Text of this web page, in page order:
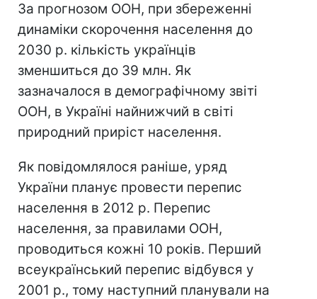
За прогнозом ООН, при збереженні
динаміки скорочення населення до
2030 р. кількість українців
зменшиться до 39 млн. Як
зазначалося в демографічному звіті
ООН, в Україні найнижчий в світі
природний приріст населення.
Як повідомлялося раніше, уряд
України планує провести перепис
населення в 2012 р. Перепис
населення, за правилами ООН,
проводиться кожні 10 років. Перший
всеукраїнський перепис відбувся у
2001 р., тому наступний планували на